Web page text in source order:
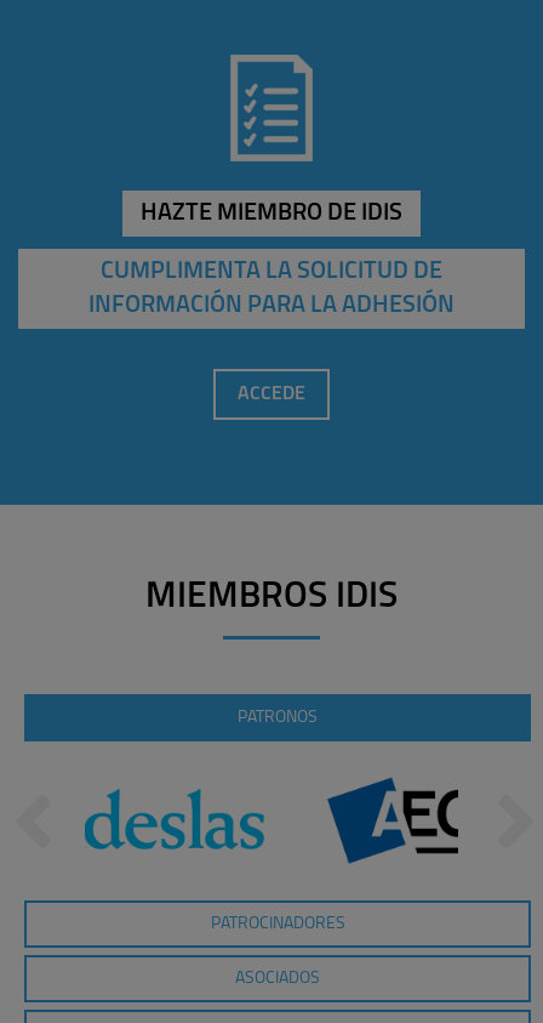
HAZTE MIEMBRO DE IDIS
CUMPLIMENTA LA SOLICITUD DE
INFORMACIÓN PARA LA ADHESIÓN
ACCEDE
MIEMBROS IDIS
PATRONOS
PATROCINADORES
ASOCIADOS